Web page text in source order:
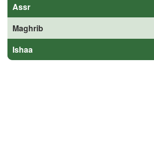
Assr
Maghrib
Ishaa